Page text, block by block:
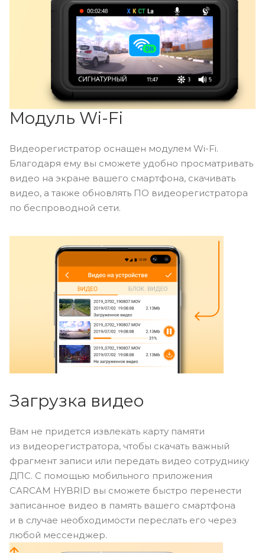
Модуль Wi-Fi
Видеорегистратор оснащен модулем Wi-Fi.
Благодаря ему вы сможете удобно просматривать
видео на экране вашего смартфона, скачивать
видео, а также обновлять ПО видеорегистратора
по беспроводной сети.
Загрузка видео
Вам не придется извлекать карту памяти
из видеорегистратора, чтобы скачать важный
фрагмент записи или передать видео сотруднику
ДПС. С помощью мобильного приложения
CARCAM HYBRID вы сможете быстро перенести
записанное видео в память вашего смартфона
и в случае необходимости переслать его через
любой мессенджер.